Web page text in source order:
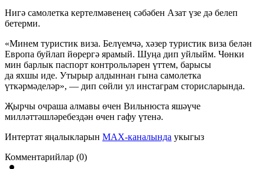
Нигә самолетка кертелмәвенең сәбәбен Азат үзе дә белеп
бетерми.
«Минем туристик виза. Белүемчә, хәзер туристик виза белән
Европа буйлап йөрергә ярамый. Шуңа дип уйлыйм. Чөнки
мин барлык паспорт контрольләрен үттем, барысы
да яхшы иде. Утырыр алдыннан гына самолетка
үткәрмәделәр», — дип сөйли ул инстаграм сторисларында.
Җырчы очраша алмавы өчен Вильнюста яшәүче
милләттәшләребездән өчен гафу үтенә.
Интертат яңалыкларын MAX-каналында укыгыз
Комментарийлар (0)